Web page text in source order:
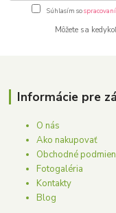
Súhlasím so
Môžete sa
Informácie pre
O nás
Ako nakupovať
Obchodné
Fotogaléria
Kontakty
Blog